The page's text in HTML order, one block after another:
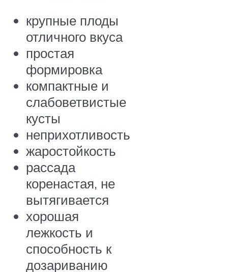
крупные плоды
отличного вкуса
простая
формировка
компактные и
слабоветвистые
кусты
неприхотливость
жаростойкость
рассада
коренастая, не
вытягивается
хорошая
лежкость и
способность к
дозариванию